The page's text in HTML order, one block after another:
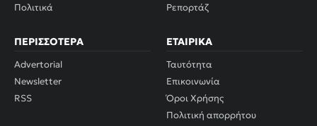
Πολιτικά
Ρεπορτάζ
ΠΕΡΙΣΣΌΤΕΡΑ
Advertorial
Newsletter
RSS
ΕΤΑΙΡΙΚΆ
Ταυτότητα
Επικοινωνία
Όροι Χρήσης
Πολιτική απορρήτου